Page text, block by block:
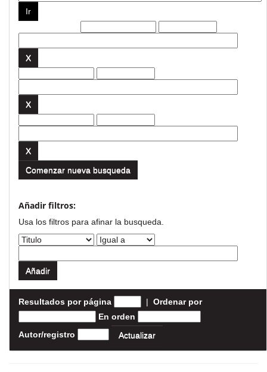
Comenzar nueva busqueda
Añadir filtros:
Usa los filtros para afinar la busqueda.
Resultados por página | Ordenar por
En orden
Autor/registro